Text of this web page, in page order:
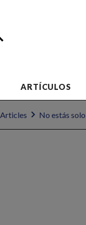
ARTÍCULOS
Articles No estás solo